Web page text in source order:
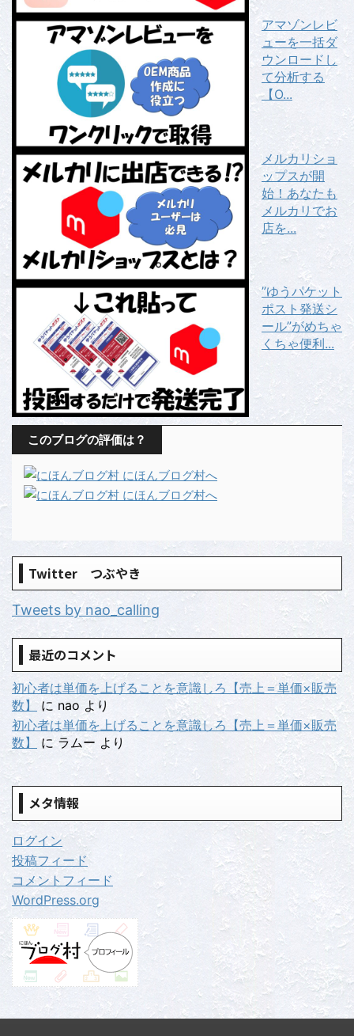
アマゾンレビ
ューを一括ダ
ウンロードし
て分析する
【O...
メルカリショ
ップスが開
始！あなたも
メルカリでお
店を...
”ゆうパケット
ポスト発送シ
ール”がめちゃ
くちゃ便利...
このブログの評価は？
Twitter つぶやき
Tweets by nao_calling
最近のコメント
初心者は単価を上げることを意識しろ【売上＝単価×販売
数】 に nao より
初心者は単価を上げることを意識しろ【売上＝単価×販売
数】
に ラムー より
メタ情報
ログイン
投稿フィード
コメントフィード
WordPress.org